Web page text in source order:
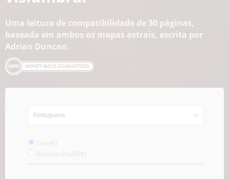
Uma leitura de compatibilidade de 30 páginas,
baseada em ambos os mapas astrais, escrita por
Adrian Duncan.
Euro(€)
Brazilian Real(R$)